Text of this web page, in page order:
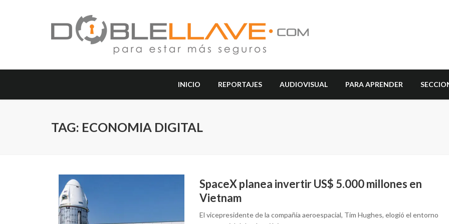
INICIO REPORTAJES AUDIOVISUAL PARA APRENDER
TAG: ECONOMIA DIGITAL
SpaceX planea invertir US$ 5.000 millones en
Vietnam
El vicepresidente de la compañía aeroespacial, Tim Hughes, elogió el entorno